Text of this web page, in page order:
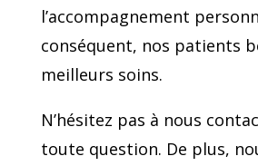
l’accompagnement
conséquent, nos patients
meilleurs soins.
N’hésitez pas à nous
toute question. De plus,